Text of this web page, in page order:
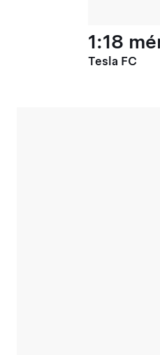
1:18
Tesla FC